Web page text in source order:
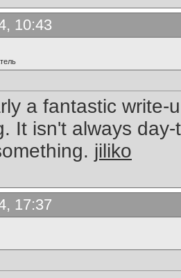
10:43
a fantastic
It isn't always
jiliko
17:37